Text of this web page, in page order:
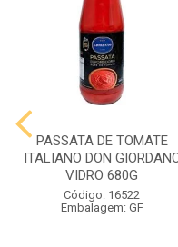
PASSATA DE TOMATE
ITALIANO DON
VIDRO 680G
Código: 16522
Embalagem: GF